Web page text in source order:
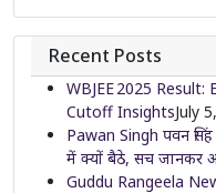
Recent Posts
WBJEE 2025
Cutoff InsightsJuly
Pawan Singh पवन
में क्यों बैठे, सच जानकर
Guddu Rangeela